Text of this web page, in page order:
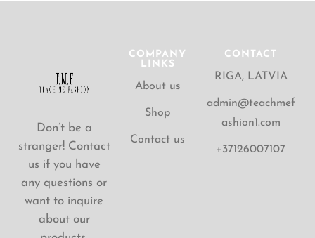
Don’t be a
stranger! Contact
us if you have
any questions or
want to inquire
about our
COMPANY
LINKS
About us
Shop
Contact us
CONTACT
RIGA, LATVIA
admin@teachmef
ashion1.com
+37126007107